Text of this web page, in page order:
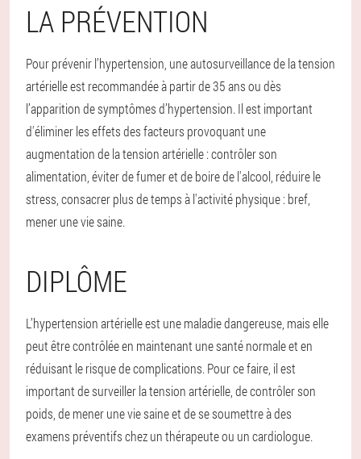
LA PRÉVENTION
Pour prévenir l’hypertension, une autosurveillance de la tension
artérielle est recommandée à partir de 35 ans ou dès
l’apparition de symptômes d’hypertension. Il est important
d'éliminer les effets des facteurs provoquant une
augmentation de la tension artérielle : contrôler son
alimentation, éviter de fumer et de boire de l'alcool, réduire le
stress, consacrer plus de temps à l'activité physique : bref,
mener une vie saine.
DIPLÔME
L’hypertension artérielle est une maladie dangereuse, mais elle
peut être contrôlée en maintenant une santé normale et en
réduisant le risque de complications. Pour ce faire, il est
important de surveiller la tension artérielle, de contrôler son
poids, de mener une vie saine et de se soumettre à des
examens préventifs chez un thérapeute ou un cardiologue.